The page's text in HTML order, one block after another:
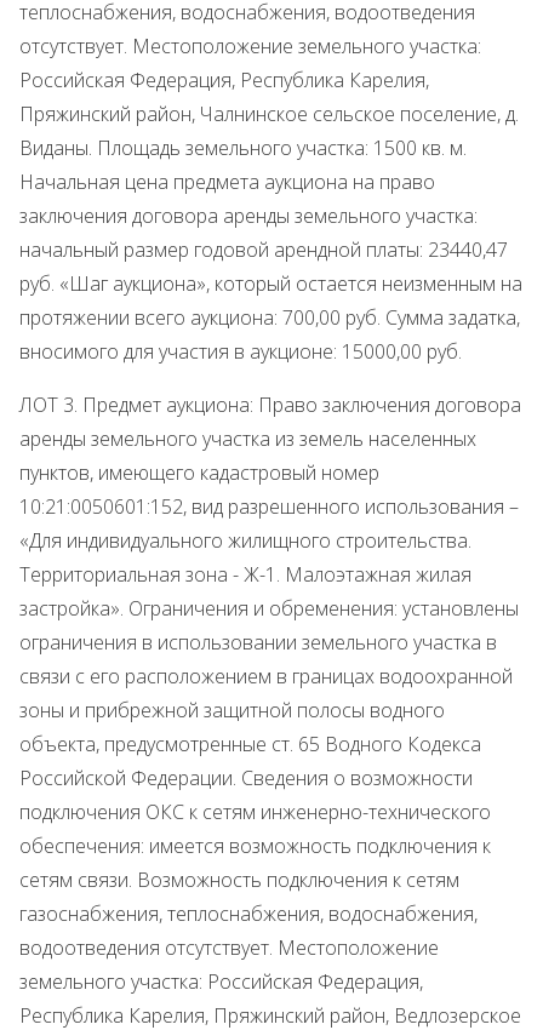
теплоснабжения, водоснабжения, водоотведения
отсутствует. Местоположение земельного участка:
Российская Федерация, Республика Карелия,
Пряжинский район, Чалнинское сельское поселение, д.
Виданы. Площадь земельного участка: 1500 кв. м.
Начальная цена предмета аукциона на право
заключения договора аренды земельного участка:
начальный размер годовой арендной платы: 23440,47
руб. «Шаг аукциона», который остается неизменным на
протяжении всего аукциона: 700,00 руб. Сумма задатка,
вносимого для участия в аукционе: 15000,00 руб.
ЛОТ 3. Предмет аукциона: Право заключения договора
аренды земельного участка из земель населенных
пунктов, имеющего кадастровый номер
10:21:0050601:152, вид разрешенного использования –
«Для индивидуального жилищного строительства.
Территориальная зона - Ж-1. Малоэтажная жилая
застройка». Ограничения и обременения: установлены
ограничения в использовании земельного участка в
связи с его расположением в границах водоохранной
зоны и прибрежной защитной полосы водного
объекта, предусмотренные ст. 65 Водного Кодекса
Российской Федерации. Сведения о возможности
подключения ОКС к сетям инженерно-технического
обеспечения: имеется возможность подключения к
сетям связи. Возможность подключения к сетям
газоснабжения, теплоснабжения, водоснабжения,
водоотведения отсутствует. Местоположение
земельного участка: Российская Федерация,
Республика Карелия, Пряжинский район, Ведлозерское